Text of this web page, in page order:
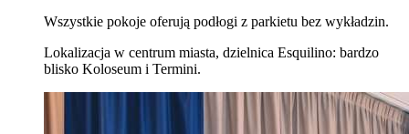
Wszystkie pokoje oferują podłogi z parkietu bez wykładzin.
Lokalizacja w centrum miasta, dzielnica Esquilino: bardzo
blisko Koloseum i Termini.